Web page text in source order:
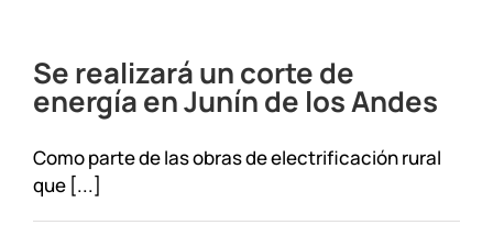
Junín
Se realizará un corte de
energía en Junín de los Andes
Como parte de las obras de electrificación rural
que [...]